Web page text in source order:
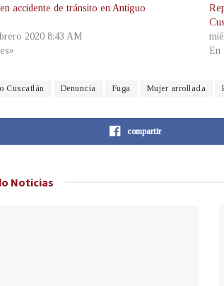
accidente de tránsito en Antiguo
2020 8:43 AM
En
Cuscatlán Denuncia Fuga Mujer arrollada
compartir
Noticias